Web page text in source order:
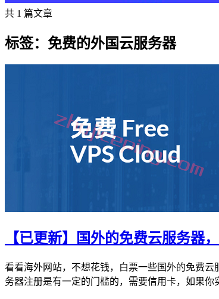
共 1 篇文章
标签：免费的外国云服务器
【已更新】国外的免费云服务器
看看海外网站，不想花钱，白票一些国外的免费
务器注册是有一定的门槛的，需要信用卡，如果你